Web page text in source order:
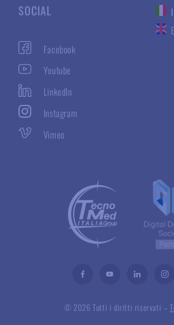
© 2026 Tutti i diritti riservati –
SOCIAL
Facebook
Youtube
LinkedIn
Instagram
Vimeo